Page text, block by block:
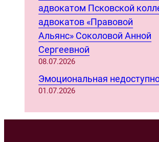
адвокатом Псковской
адвокатов «Правовой
Альянс» Соколовой Анной
Сергеевной
08.07.2026
Эмоциональная
01.07.2026